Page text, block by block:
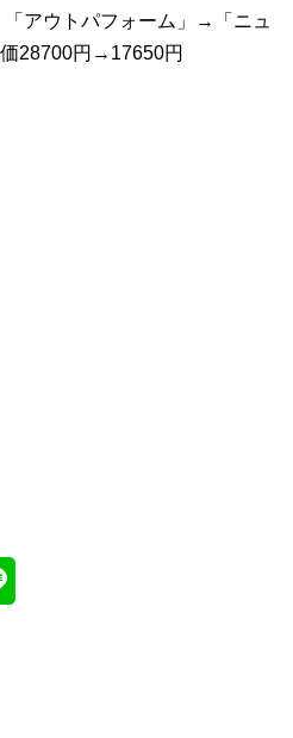
アウトパフォーム」→「ニュ
28700円→17650円